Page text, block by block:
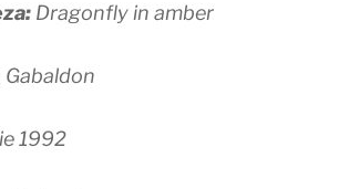
Dragonfly in amber
Gabaldon
1992